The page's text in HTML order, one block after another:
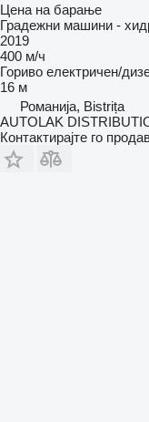
Цена на барање
Градежни машини -
2019
400 м/ч
Гориво електричен/
16 м
Романија, Bistrița
AUTOLAK
Контактирајте го